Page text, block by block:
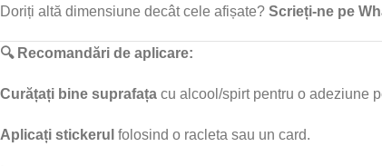
Doriți altă dimensiune decât cele afișate? Scrieți-ne pe
🔍 Recomandări de aplicare:
Curățați bine suprafața cu alcool/spirt pentru o adeziune
Aplicați stickerul folosind o racleta sau un card.